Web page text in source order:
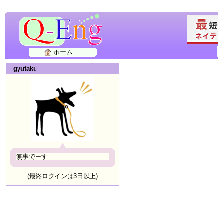
ホーム
gyutaku
無事でーす
(最終ログインは3日以上)